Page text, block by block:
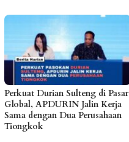
Perkuat Durian Sulteng di Pasar
Global, APDURIN Jalin Kerja
Sama dengan Dua Perusahaan
Tiongkok